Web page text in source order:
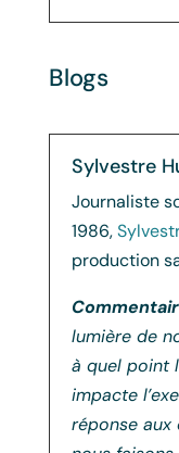
Blogs
Sylvestre
Journaliste
1986,
production
lumière de
à quel point
impacte
réponse aux